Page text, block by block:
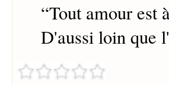
“Tout amour est
D'aussi loin que